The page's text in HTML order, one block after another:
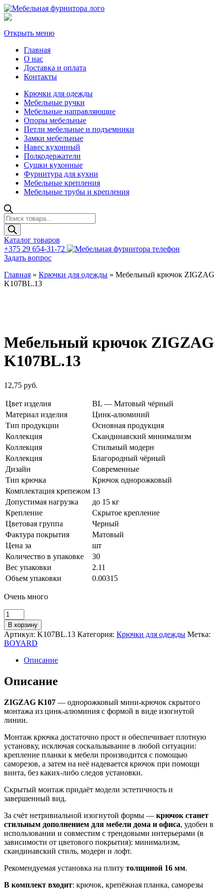
Открыть меню
Главная
О нас
Доставка и оплата
Контакты
Крючки для одежды
Мебельные ручки
Мебельные направляющие
Опоры мебельные
Петли мебельные и подъемники
Замки мебельные
Навес кухонный
Полкодержатели
Сушки кухонные
Фурнитура для кухни
Мебельные крепления
Мебельные трубы и крепления
Поиск
товаров
Каталог товаров
+375 29 654-31-72
Задать вопрос
Главная » Крючки для одежды » Мебельный крючок ZIGZAG
K107BL.13
Мебельный крючок ZIGZAG
K107BL.13
12,75 руб.
Цвет изделия
BL — Матовый чёрный
Материал изделия
Цинк-алюминий
Тип продукции
Основная продукция
Коллекция
Скандинавский минимализм
Коллекция
Стильный модерн
Коллекция
Благородный чёрный
Дизайн
Современные
Тип крючка
Крючок однорожковый
Комплектация крепежом 13
Допустимая нагрузка
до 15 кг
Крепление
Скрытое крепление
Цветовая группа
Черный
Фактура покрытия
Матовый
Цена за
шт
Количество в упаковке
30
Вес упаковки
2.11
Объем упаковки
0.00315
Очень много
Количество
товара
Мебельный
крючок
ZIGZAG
K107BL.13
В корзину
Артикул: K107BL.13 Категория: Крючки для одежды Метка:
BOYARD
Описание
Описание
ZIGZAG K107 — однорожковый мини-крючок скрытого
монтажа из цинк-алюминия с формой в виде изогнутой
линии.
Монтаж крючка достаточно прост и обеспечивает плотную
установку, исключая соскальзывание в любой ситуации:
крепление планки к мебели производится с помощью
саморезов, а затем на неё надевается крючок при помощи
винта, без каких-либо следов установки.
Скрытый монтаж придаёт модели эстетичность и
завершенный вид.
За счёт нетривиальной изогнутой формы — крючок станет
стильным дополнением для мебели дома и офиса, удобен в
использовании и совместим с трендовыми интерьерами (в
зависимости от цветового покрытия): минимализм,
скандинавский стиль, модерн и лофт.
Рекомендуемая установка на плиту толщиной 16 мм.
В комплект входит: крючок, крепёжная планка, саморезы